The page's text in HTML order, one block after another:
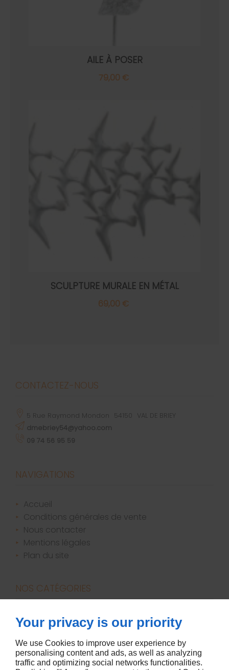
AILE À POSER
79,00 €
SCULPTURE MURALE EN MÉTAL
69,00 €
CONTACTEZ-NOUS
5 Rue Raymond Mondon 54150
VAL DE BRIEY
dmebriey54@yahoo.com
09 74 56 95 59
NAVIGATIONS
accueil
conditions générales de vente
nous contacter
mentions légales
plan du site
NOS CATÉGORIES
bougies / parfums d'ambiance
canapés
décoration
literie
Your privacy is our priority
We use Cookies to improve user experience by
personalising content and ads, as well as analyzing
traffic and optimizing social networks functionalities.